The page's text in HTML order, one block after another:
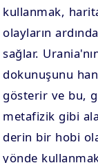
kullanmak,
olayların
sağlar.
dokunuşunu
gösterir ve bu,
metafizik gibi
derin bir hobi
yönde